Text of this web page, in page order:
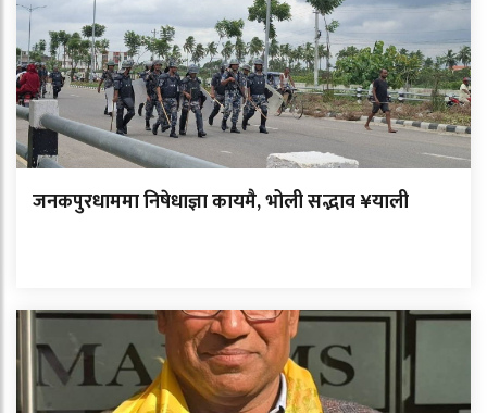
जनकपुरधाममा निषेधाज्ञा कायमै, भोली सद्भाव ¥याली